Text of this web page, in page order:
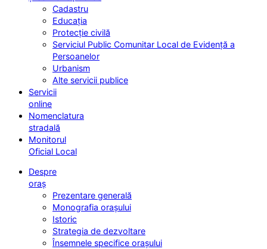
Cadastru
Educația
Protecție civilă
Serviciul Public Comunitar Local de Evidență a
Persoanelor
Urbanism
Alte servicii publice
Servicii
online
Nomenclatura
stradală
Monitorul
Oficial Local
Despre
oraș
Prezentare generală
Monografia orașului
Istoric
Strategia de dezvoltare
Însemnele specifice orașului